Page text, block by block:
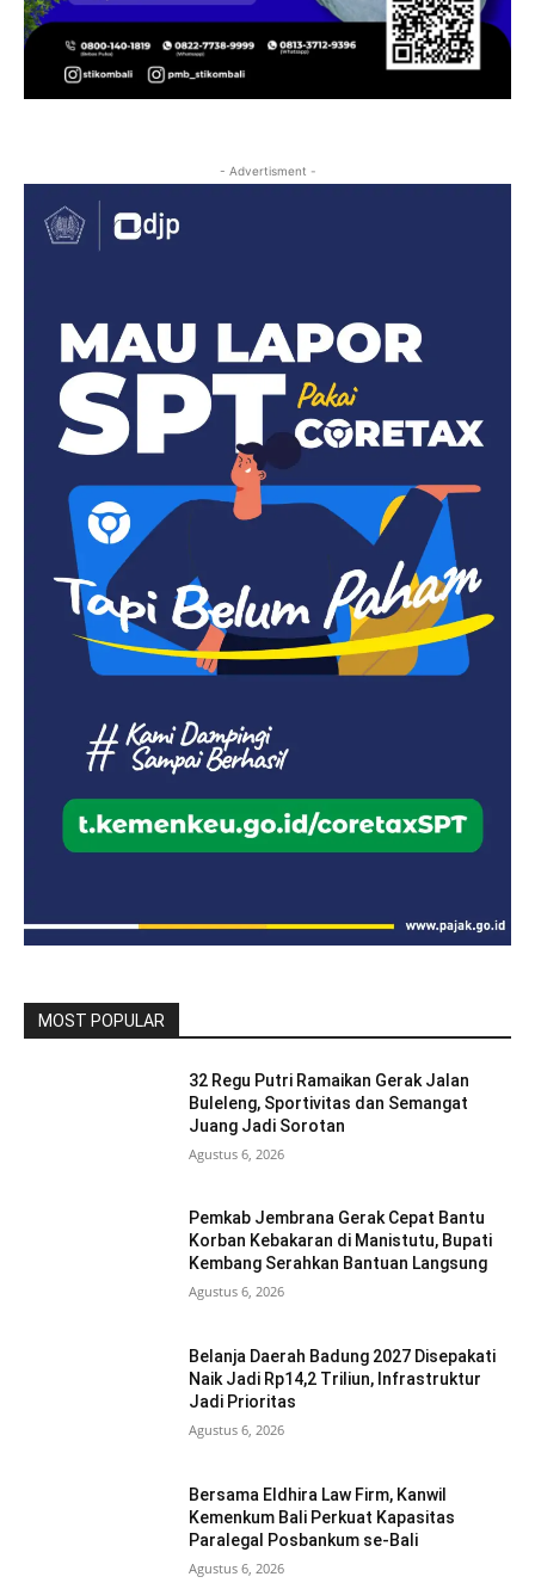
- Advertisment -
MOST POPULAR
32 Regu Putri Ramaikan Gerak Jalan
Buleleng, Sportivitas dan Semangat
Juang Jadi Sorotan
Agustus 6, 2026
Pemkab Jembrana Gerak Cepat Bantu
Korban Kebakaran di Manistutu, Bupati
Kembang Serahkan Bantuan Langsung
Agustus 6, 2026
Belanja Daerah Badung 2027 Disepakati
Naik Jadi Rp14,2 Triliun, Infrastruktur
Jadi Prioritas
Agustus 6, 2026
Bersama Eldhira Law Firm, Kanwil
Kemenkum Bali Perkuat Kapasitas
Paralegal Posbankum se-Bali
Agustus 6, 2026